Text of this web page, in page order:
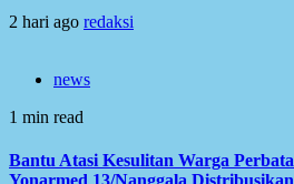
2 hari ago redaksi
news
1 min read
Bantu Atasi Kesulitan Warga
Yonarmed 13/Nanggala